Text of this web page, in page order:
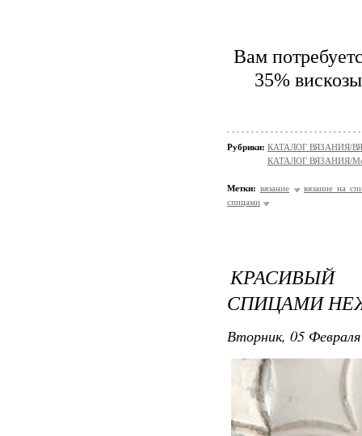
Вам
35%
Рубрики: КАТАЛОГ ВЯЗАНИЯ/
КАТАЛОГ ВЯЗАНИЯ/
Метки: вязание
вязание на
спицами
СПИЦАМИ
Вторник, 05